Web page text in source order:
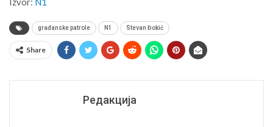
građanske patrole N1 Stevan Đokić
Share
Редакција